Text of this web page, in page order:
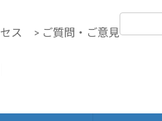
ス > ご質問・ご意見